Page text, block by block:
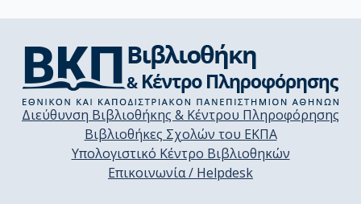
Διεύθυνση Βιβλιοθήκης & Κέντρου Πληροφόρησης
Βιβλιοθήκες Σχολών του ΕΚΠΑ
Υπολογιστικό Κέντρο Βιβλιοθηκών
Επικοινωνία / Helpdesk